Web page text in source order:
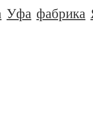
Уфа фабрика